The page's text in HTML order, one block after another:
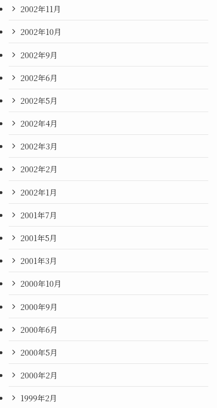
2002年11月
2002年10月
2002年9月
2002年6月
2002年5月
2002年4月
2002年3月
2002年2月
2002年1月
2001年7月
2001年5月
2001年3月
2000年10月
2000年9月
2000年6月
2000年5月
2000年2月
1999年2月